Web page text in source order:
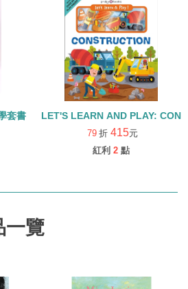
套書（6冊合售）LET'S LEARN AND PLAY:
79 折 415元
紅利 2 點
一覽